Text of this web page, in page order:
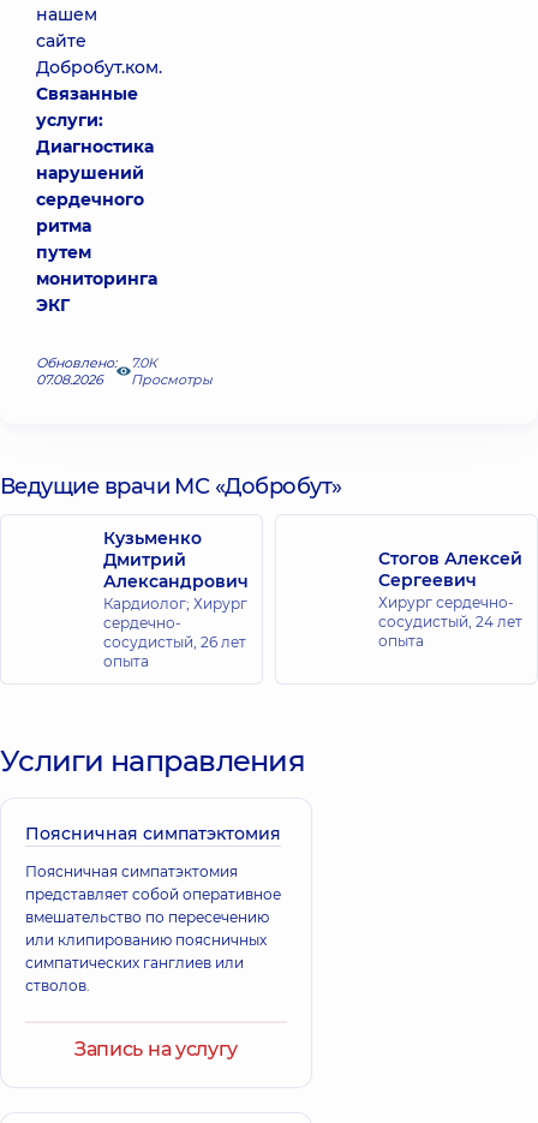
нашем
сайте
Добробут.ком.
Связанные
услуги:
Диагностика
нарушений
сердечного
ритма
путем
мониторинга
ЭКГ
Обновлено:
07.08.2026
7.0К
Просмотры
Ведущие врачи МС «Добробут»
Кузьменко
Дмитрий
Александрович
Кардиолог; Хирург
сердечно-
сосудистый, 26 лет
опыта
Стогов Алексей
Сергеевич
Хирург сердечно-
сосудистый, 24 лет
опыта
Услиги направления
Поясничная симпатэктомия
Поясничная симпатэктомия
представляет собой оперативное
вмешательство по пересечению
или клипированию поясничных
симпатических ганглиев или
стволов.
Запись на услугу